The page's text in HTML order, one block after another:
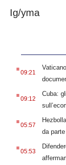
Ig/yma
.09:21
.09:12
Cuba:
.05:57
da
.05:53